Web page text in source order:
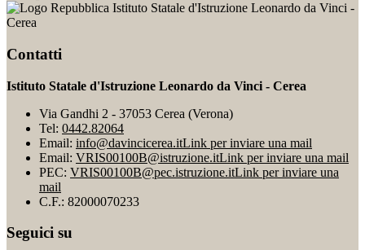
Istituto Statale d'Istruzione Leonardo da Vinci -
Cerea
Contatti
Istituto Statale d'Istruzione Leonardo da Vinci - Cerea
Via Gandhi 2 - 37053 Cerea (Verona)
Tel: 0442.82064
Email: info@davincicerea.itLink per inviare una mail
Email: VRIS00100B@istruzione.itLink per inviare una mail
PEC: VRIS00100B@pec.istruzione.itLink per inviare una
mail
C.F.: 82000070233
Seguici su